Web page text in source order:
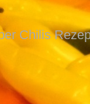
Chilis